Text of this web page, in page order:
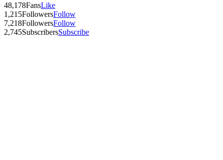
48,178FansLike
1,215FollowersFollow
7,218FollowersFollow
2,745SubscribersSubscribe